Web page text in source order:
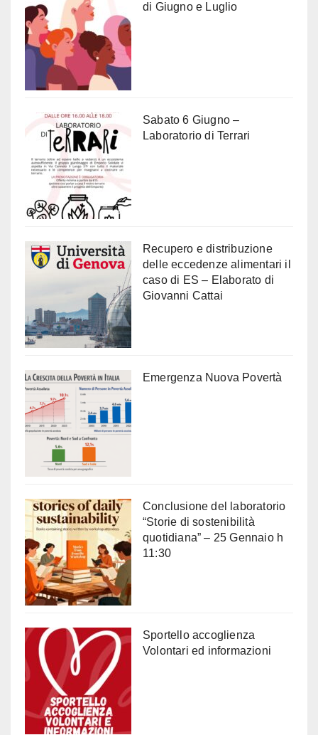
di Giugno e Luglio
Sabato 6 Giugno –
Laboratorio di Terrari
Recupero e distribuzione
delle eccedenze alimentari il
caso di ES – Elaborato di
Giovanni Cattai
Emergenza Nuova Povertà
Conclusione del laboratorio
“Storie di sostenibilità
quotidiana” – 25 Gennaio h
11:30
Sportello accoglienza
Volontari ed informazioni